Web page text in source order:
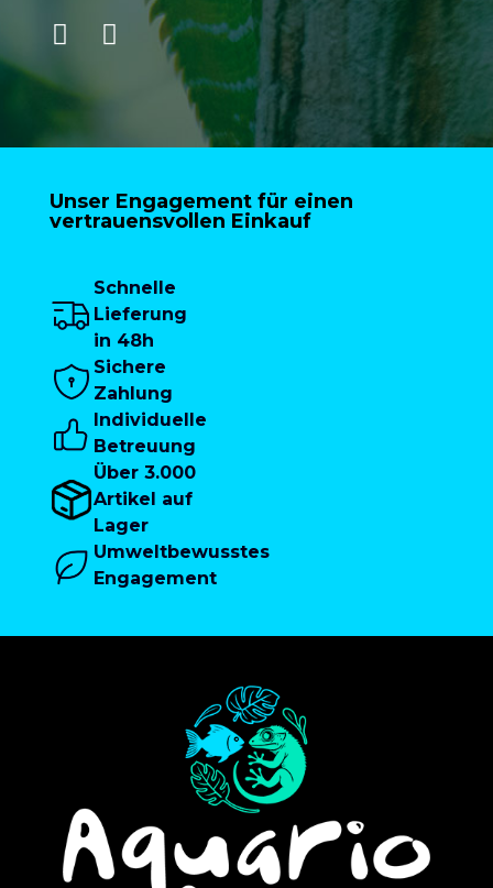
Unser Engagement für einen
vertrauensvollen Einkauf
Schnelle
Lieferung
in 48h
Sichere
Zahlung
Individuelle
Betreuung
Über 3.000
Artikel auf
Lager
Umweltbewusstes
Engagement